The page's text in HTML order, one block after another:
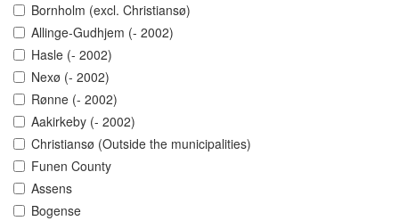
Bornholm (excl. Christiansø)
Allinge-Gudhjem (- 2002)
Hasle (- 2002)
Nexø (- 2002)
Rønne (- 2002)
Aakirkeby (- 2002)
Christiansø (Outside the municipalities)
Funen County
Assens
Bogense